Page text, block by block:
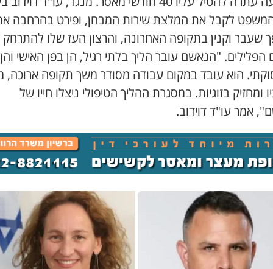
לקבל את המלצת שירות המבחן, ופירט בהרחבה
שעבר וקנין בתקופה האחרונה, והרצון העז שלו להתרחק
הפלילים. "הנאשם עובר הליך בלתי רגיל, הן בפן האישי
הוא עובד במקום עבודה מסודר משך תקופה ארוכה,
ומחזיק בזוגיות. במסגרת ההליך הטיפולי ניצלו חייו של
אמר עו"ד דוידוב.